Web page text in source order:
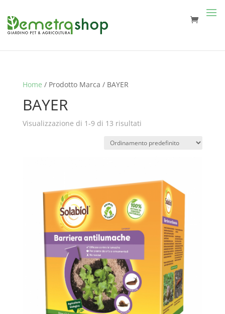
Home / Prodotto Marca / BAYER
BAYER
Visualizzazione di 1-9 di 13 risultati